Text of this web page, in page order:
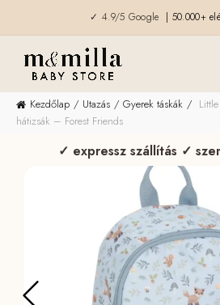
✓ 4.9/5 Google | 50.000+
Kezdőlap Utazás Gyerek táskák
hátizsák – Forest Friends
✓ expressz szállítás ✓